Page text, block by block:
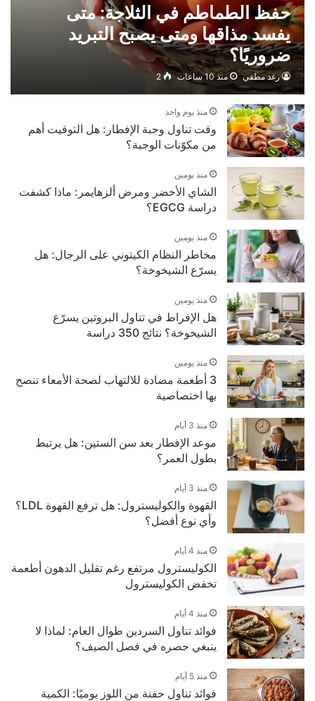
حفظ الطماطم في الثلاجة: متى
يفسد مذاقها ومتى يصبح التبريد
ضروريًا؟
رغد مطفي منذ 10 ساعات 2
منذ يوم واحد
وقت تناول وجبة الإفطار: هل التوقيت أهم
من مكوّنات الوجبة؟
منذ يومين
الشاي الأخضر ومرض ألزهايمر: ماذا كشفت
دراسة EGCG؟
منذ يومين
مخاطر النظام الكيتوني على الرجال: هل
يسرّع الشيخوخة؟
منذ يومين
هل الإفراط في تناول البروتين يسرّع
الشيخوخة؟ نتائج 350 دراسة
منذ يومين
3 أطعمة مضادة للالتهاب لصحة الأمعاء تنصح
بها اختصاصية
منذ 3 أيام
موعد الإفطار بعد سن الستين: هل يرتبط
بطول العمر؟
منذ 3 أيام
القهوة والكوليسترول: هل ترفع القهوة LDL؟
وأي نوع أفضل؟
منذ 4 أيام
الكوليسترول مرتفع رغم تقليل الدهون أطعمة
تخفض الكوليسترول
منذ 4 أيام
فوائد تناول السردين طوال العام: لماذا لا
ينبغي حصره في فصل الصيف؟
منذ 5 أيام
فوائد تناول حفنة من اللوز يوميًا: الكمية